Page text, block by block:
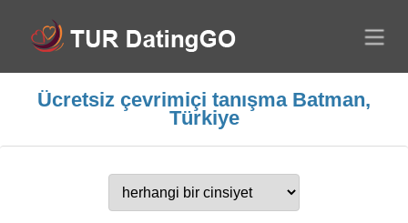
Ücretsiz çevrimiçi tanışma Batman,
Türkiye